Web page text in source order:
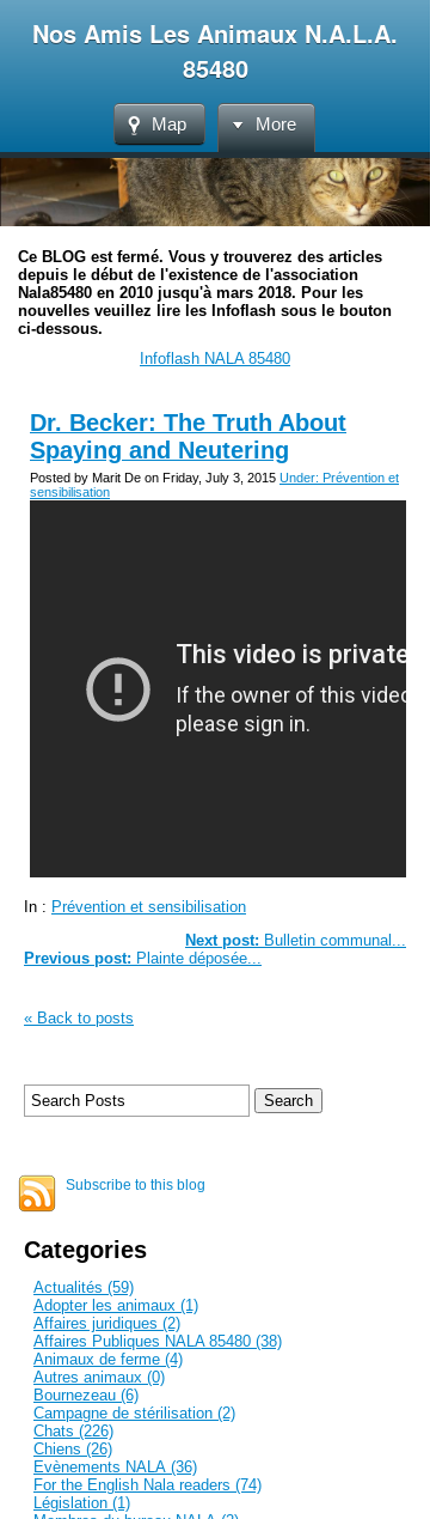
Nos Amis Les Animaux N.A.L.A.
85480
Map More
Ce BLOG est fermé. Vous y trouverez des articles
depuis le début de l'existence de l'association
Nala85480 en 2010 jusqu'à mars 2018. Pour les
nouvelles veuillez lire les Infoflash sous le bouton
ci-dessous.
Infoflash NALA 85480
Dr. Becker: The Truth About
Spaying and Neutering
Posted by Marit De on Friday, July 3, 2015 Under: Prévention et
sensibilisation
In : Prévention et sensibilisation
Next post: Bulletin communal...
Previous post: Plainte déposée...
« Back to posts
Subscribe to this blog
Categories
Actualités (59)
Adopter les animaux (1)
Affaires juridiques (2)
Affaires Publiques NALA 85480 (38)
Animaux de ferme (4)
Autres animaux (0)
Bournezeau (6)
Campagne de stérilisation (2)
Chats (226)
Chiens (26)
Evènements NALA (36)
For the English Nala readers (74)
Législation (1)